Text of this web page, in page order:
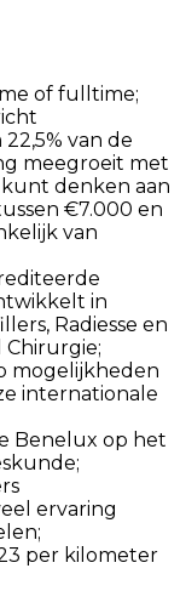
of fulltime;
van de
meegroeit met
denken aan
€7.000 en
van
in
Radiesse en
mogelijkheden
internationale
Benelux op het
ervaring
per kilometer